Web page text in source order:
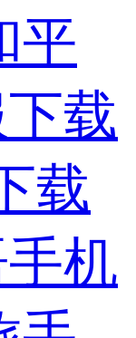
平
载
载
机